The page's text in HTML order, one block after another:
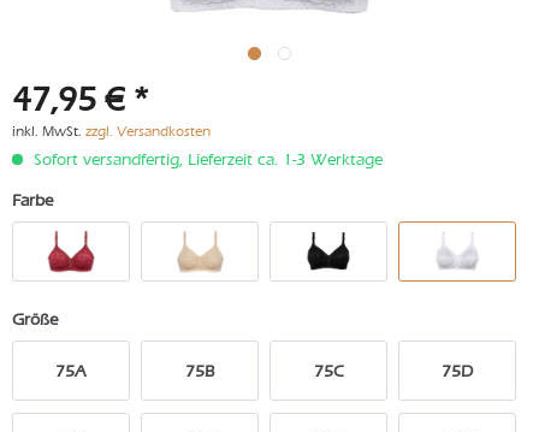
47,95 € *
inkl. MwSt. zzgl. Versandkosten
Sofort versandfertig, Lieferzeit ca. 1-3 Werktage
Farbe
Größe
75A 75B 75C 75D